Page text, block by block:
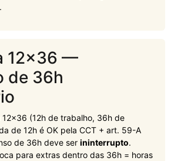
12x36 —
de 36h
12x36 (12h de trabalho, 36h de
de 12h é OK pela CCT + art. 59-A
de 36h deve ser ininterrupto.
para extras dentro das 36h = horas